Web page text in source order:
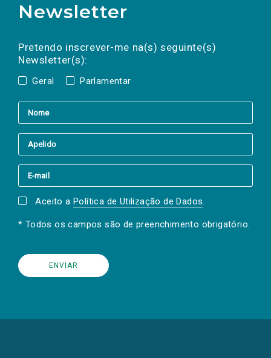
Newsletter
Pretendo inscrever-me na(s) seguinte(s)
Newsletter(s):
Geral Parlamentar
a(s) newsletter(s).
mail
Aceito a Política de Utilização de Dados.
* Todos os campos são de preenchimento obrigatório.